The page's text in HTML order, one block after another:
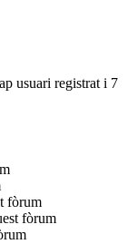
usuari registrat i 7
fòrum
fòrum